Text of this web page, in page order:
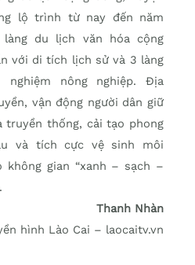
lộ trình từ nay đến năm
du lịch văn hóa cộng
với di tích lịch sử và 3 làng
nông nghiệp. Địa
vận động người dân giữ
truyền thống, cải tạo phong
và tích cực vệ sinh môi
gian “xanh – sạch –
Thanh Nhàn
hình Lào Cai – laocaitv.vn